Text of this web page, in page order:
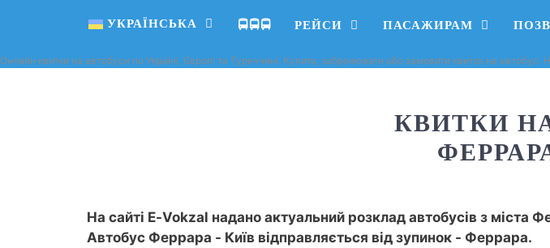
УКРАЇНСЬКА 🚍🚍🚍 РЕЙСИ ПАСАЖИРАМ
Онлайн квитки на автобуси по Україні, Європі та Туреччині. Купити, забронювати або замовити квиток на
КВИТКИ
На сайті E-Vokzal надано актуальний розклад автобусів з міста
Автобус Феррара - Київ відправляється від зупинок - Феррара.